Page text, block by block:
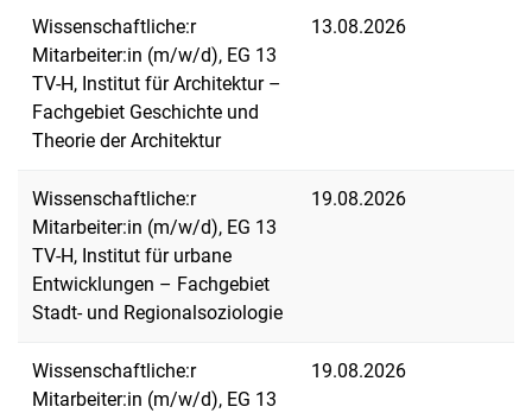
Wissenschaftliche:r
Mitarbeiter:in (m/w/d), EG 13
TV-H, Institut für Architektur –
Fachgebiet Geschichte und
Theorie der Architektur
13.08.2026
Wissenschaftliche:r
Mitarbeiter:in (m/w/d), EG 13
TV-H, Institut für urbane
Entwicklungen – Fachgebiet
Stadt- und Regionalsoziologie
19.08.2026
Wissenschaftliche:r
Mitarbeiter:in (m/w/d), EG 13
19.08.2026